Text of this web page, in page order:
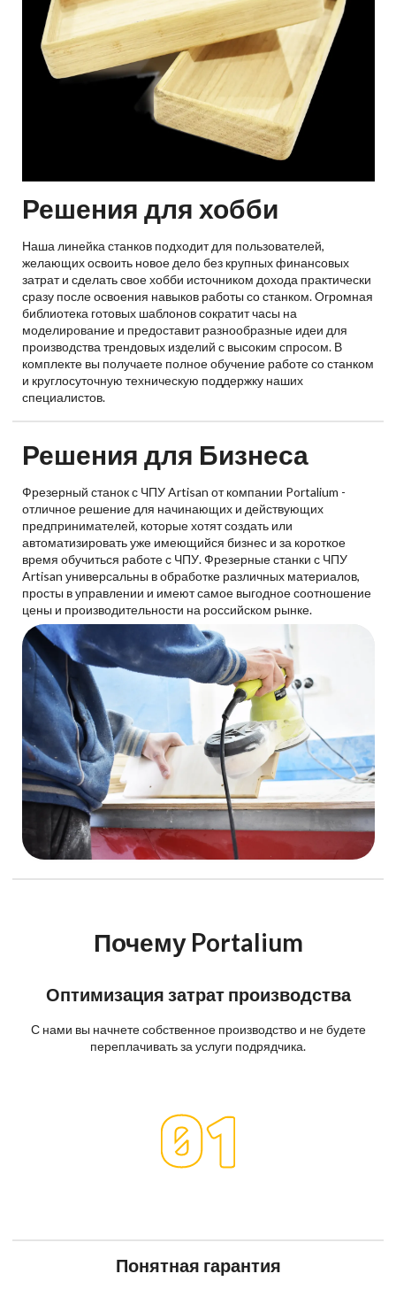
Решения для хобби
Наша линейка станков подходит для пользователей,
желающих освоить новое дело без крупных финансовых
затрат и сделать свое хобби источником дохода практически
сразу после освоения навыков работы со станком. Огромная
библиотека готовых шаблонов сократит часы на
моделирование и предоставит разнообразные идеи для
производства трендовых изделий с высоким спросом. В
комплекте вы получаете полное обучение работе со станком
и круглосуточную техническую поддержку наших
специалистов.
Решения для Бизнеса
Фрезерный станок с ЧПУ Artisan от компании Portalium -
отличное решение для начинающих и действующих
предпринимателей, которые хотят создать или
автоматизировать уже имеющийся бизнес и за короткое
время обучиться работе с ЧПУ. Фрезерные станки с ЧПУ
Artisan универсальны в обработке различных материалов,
просты в управлении и имеют самое выгодное соотношение
цены и производительности на российском рынке.
Почему Portalium
Оптимизация затрат производства
С нами вы начнете собственное производство и не будете
переплачивать за услуги подрядчика.
Понятная гарантия